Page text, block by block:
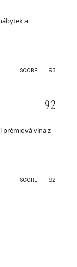
a
SCORE · 93
92
prémiová vína z
SCORE · 92